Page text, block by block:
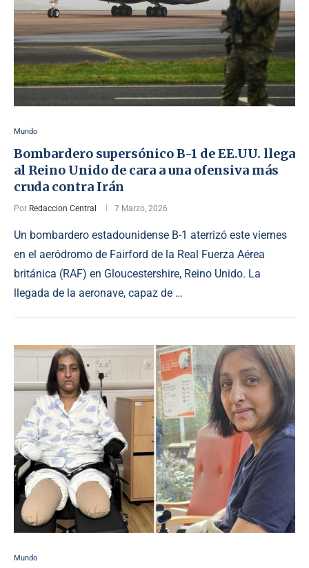
Mundo
Bombardero supersónico B-1 de EE.UU. llega
al Reino Unido de cara a una ofensiva más
cruda contra Irán
Por Redaccion Central 7 Marzo, 2026
Un bombardero estadounidense B-1 aterrizó este viernes
en el aeródromo de Fairford de la Real Fuerza Aérea
británica (RAF) en Gloucestershire, Reino Unido. La
llegada de la aeronave, capaz de …
Mundo